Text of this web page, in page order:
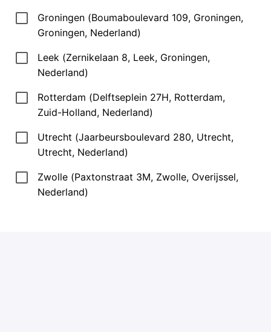
Groningen (Boumaboulevard 109, Groningen,
Groningen, Nederland)
Leek (Zernikelaan 8, Leek, Groningen,
Nederland)
Rotterdam (Delftseplein 27H, Rotterdam,
Zuid-Holland, Nederland)
Utrecht (Jaarbeursboulevard 280, Utrecht,
Utrecht, Nederland)
Zwolle (Paxtonstraat 3M, Zwolle, Overijssel,
Nederland)